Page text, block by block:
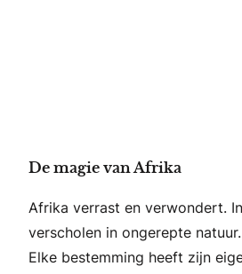
De magie van Afrika
Afrika verrast en verwondert.
verscholen in ongerepte natuur.
Elke bestemming heeft zijn